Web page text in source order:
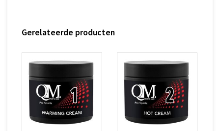
Gerelateerde producten